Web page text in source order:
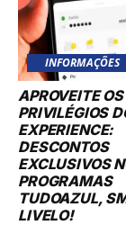
INFORMAÇÕES
APROVEITE OS
PRIVILÉGIOS
EXPERIENCE:
DESCONTOS
EXCLUSIVOS
PROGRAMAS
TUDOAZUL,
LIVELO!